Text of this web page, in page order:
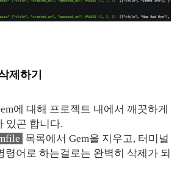
제하기
에 대해 프로젝트 내에서 깨끗하게
있곤 합니다.
목록에서 Gem을 지우고, 터미널
령어로 하는걸로는 완벽히 삭제가 되